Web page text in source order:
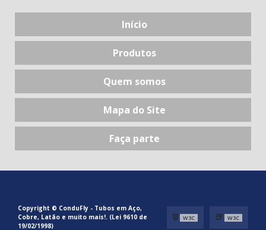
Início
Produtos
Quem somos
Mapa do Site
Faça parte
Copyright © ConduFly - Tubos em Aço,
Cobre, Latão e muito mais!. (Lei 9610 de
19/02/1998)
W3C W3C